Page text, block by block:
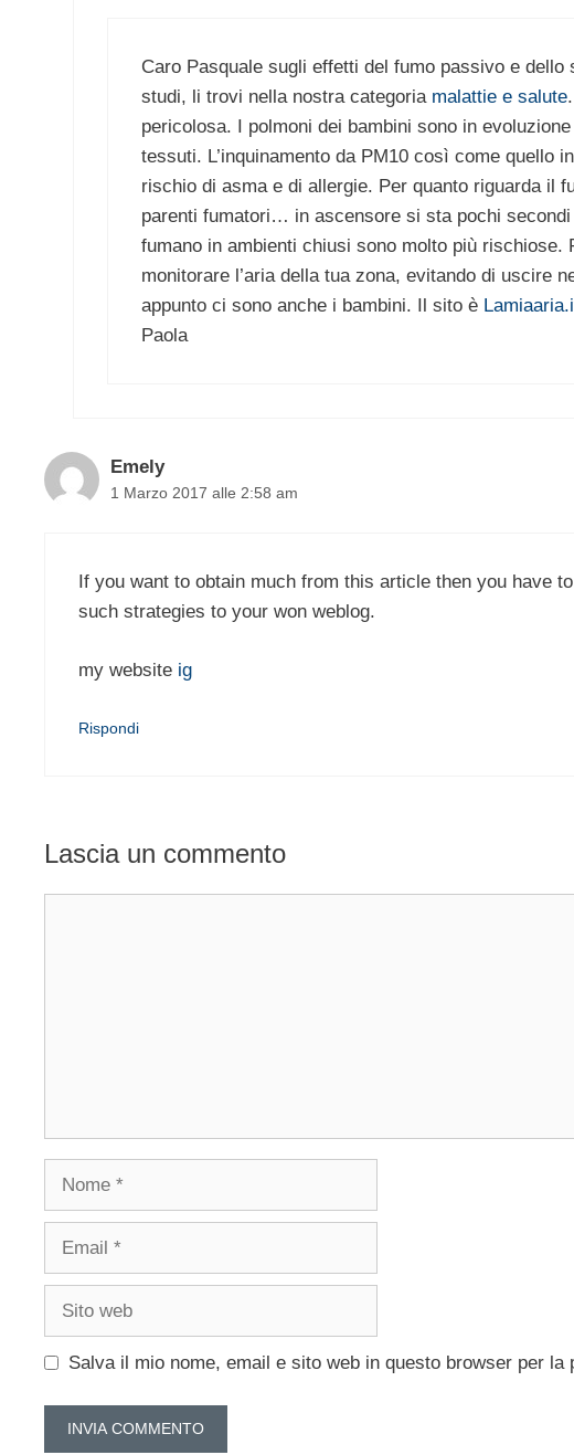
Caro Pasquale sugli effetti del fumo passivo e
studi, li trovi nella nostra categoria malattie e salute
pericolosa. I polmoni dei bambini sono in
tessuti. L’inquinamento da PM10 così come quello
rischio di asma e di allergie. Per quanto riguarda il
parenti fumatori… in ascensore si sta pochi
fumano in ambienti chiusi sono molto più
monitorare l’aria della tua zona, evitando di uscire
appunto ci sono anche i bambini. Il sito è
Paola
Emely
1 Marzo 2017 alle 2:58 am
If you want to obtain much from this article then you have
such strategies to your won weblog.
my website ig
Rispondi
Lascia un commento
Salva il mio nome, email e sito web in questo browser per